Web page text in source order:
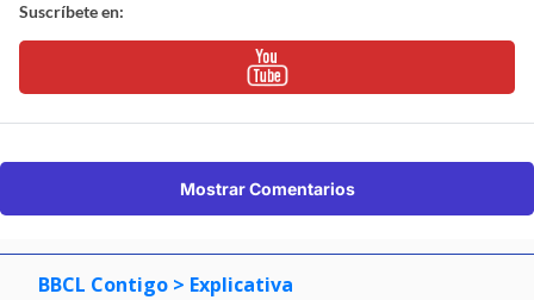
Suscríbete en:
Mostrar Comentarios
BBCL Contigo > Explicativa